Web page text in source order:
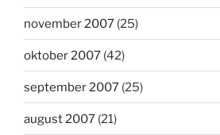
november 2007 (25)
oktober 2007 (42)
september 2007 (25)
august 2007 (21)